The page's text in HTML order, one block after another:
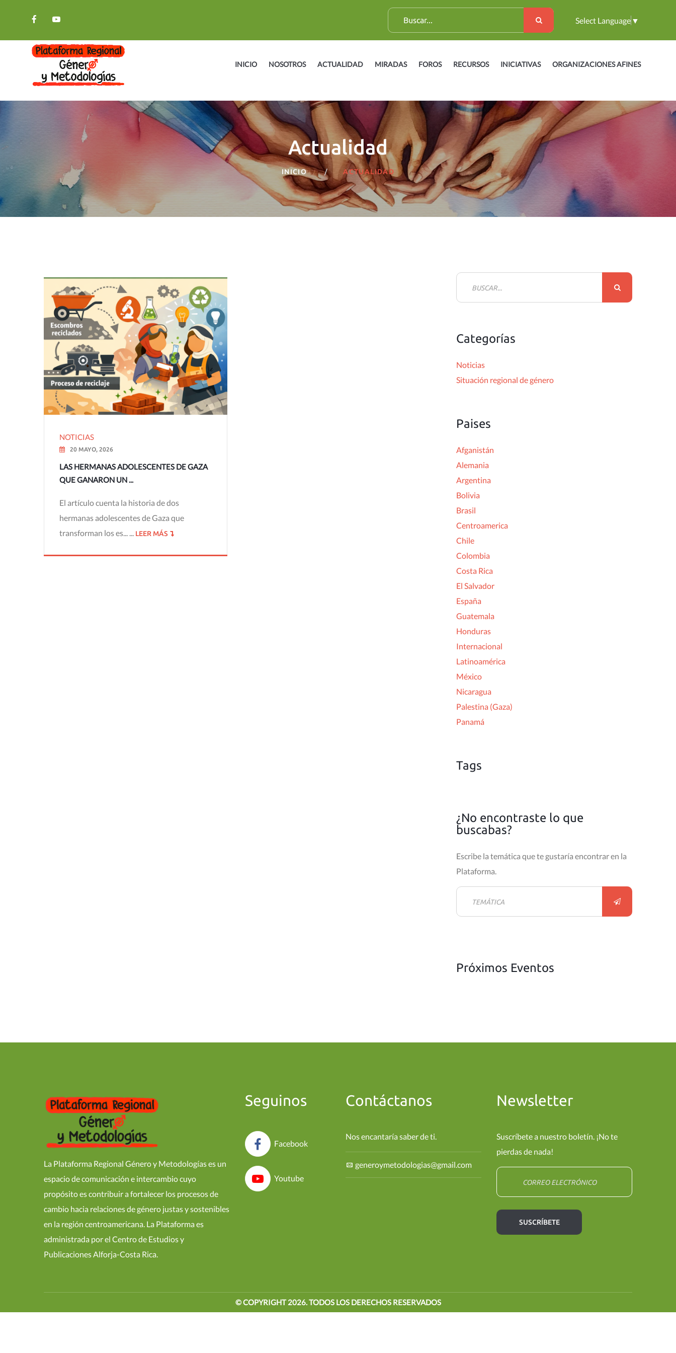
B
u
c
:
Select Language ▼
INICIO NOSOTROS ACTUALIDAD MIRADAS FOROS RECURSOS INICIATIVAS ORGANIZACIONES AFINES
Actualidad
INICIO ACTUALIDAD
NOTICIAS
20 MAYO, 2026
LAS HERMANAS ADOLESCENTES DE GAZA
QUE GANARON UN ...
El artículo cuenta la historia de dos
hermanas adolescentes de Gaza que
transforman los es... ...
LEER MÁS
B
a
:
Categorías
Noticias
Situación regional de género
Paises
Afganistán
Alemania
Argentina
Bolivia
Brasil
Centroamerica
Chile
Colombia
Costa Rica
El Salvador
España
Guatemala
Honduras
Internacional
Latinoamérica
México
Nicaragua
Palestina (Gaza)
Panamá
Tags
¿No encontraste lo que
buscabas?
Escribe la temática que te gustaría encontrar en la
Plataforma.
Próximos Eventos
La Plataforma Regional Género y Metodologías es un
espacio de comunicación e intercambio cuyo
propósito es contribuir a fortalecer los procesos de
cambio hacia relaciones de género justas y sostenibles
en la región centroamericana. La Plataforma es
administrada por el Centro de Estudios y
Publicaciones Alforja-Costa Rica.
Seguinos
Facebook
Youtube
Contáctanos
Nos encantaría saber de ti.
generoymetodologias@gmail.com
Newsletter
Suscríbete a nuestro boletín. ¡No te
pierdas de nada!
© COPYRIGHT2026. TODOS LOS DERECHOS RESERVADOS